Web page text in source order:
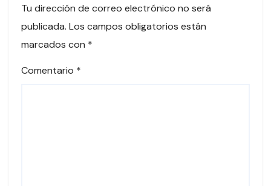
Tu dirección de correo electrónico no será
publicada. Los campos obligatorios están
marcados con *
Comentario *